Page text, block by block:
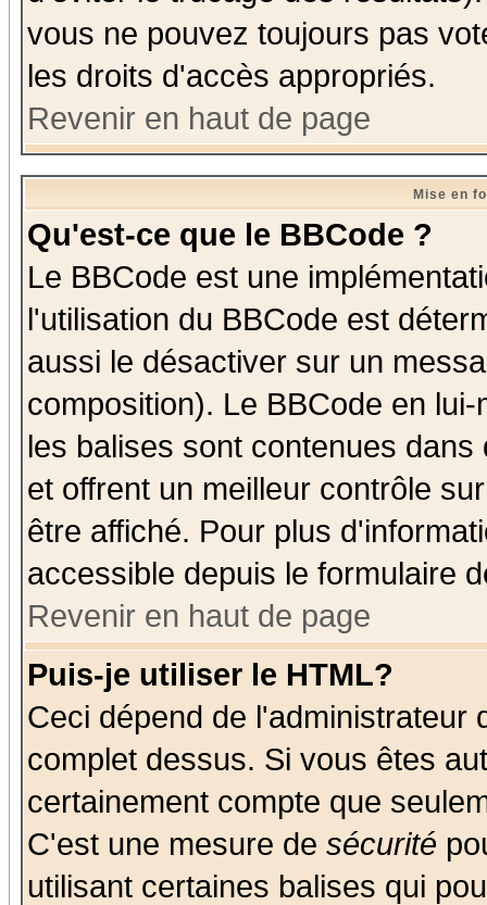
vous ne pouvez toujours pas
les droits d'accès appropriés.
Revenir en haut de page
Mise en
Qu'est-ce que le BBCode ?
Le BBCode est une
l'utilisation du BBCode est
aussi le désactiver sur un
composition). Le BBCode en
les balises sont contenues
et offrent un meilleur contrôle
être affiché. Pour plus
accessible depuis le formulaire
Revenir en haut de page
Puis-je utiliser le HTML?
Ceci dépend de l'administrateur
complet dessus. Si vous êtes
certainement compte que
C'est une mesure de sécurité
utilisant certaines balises qui